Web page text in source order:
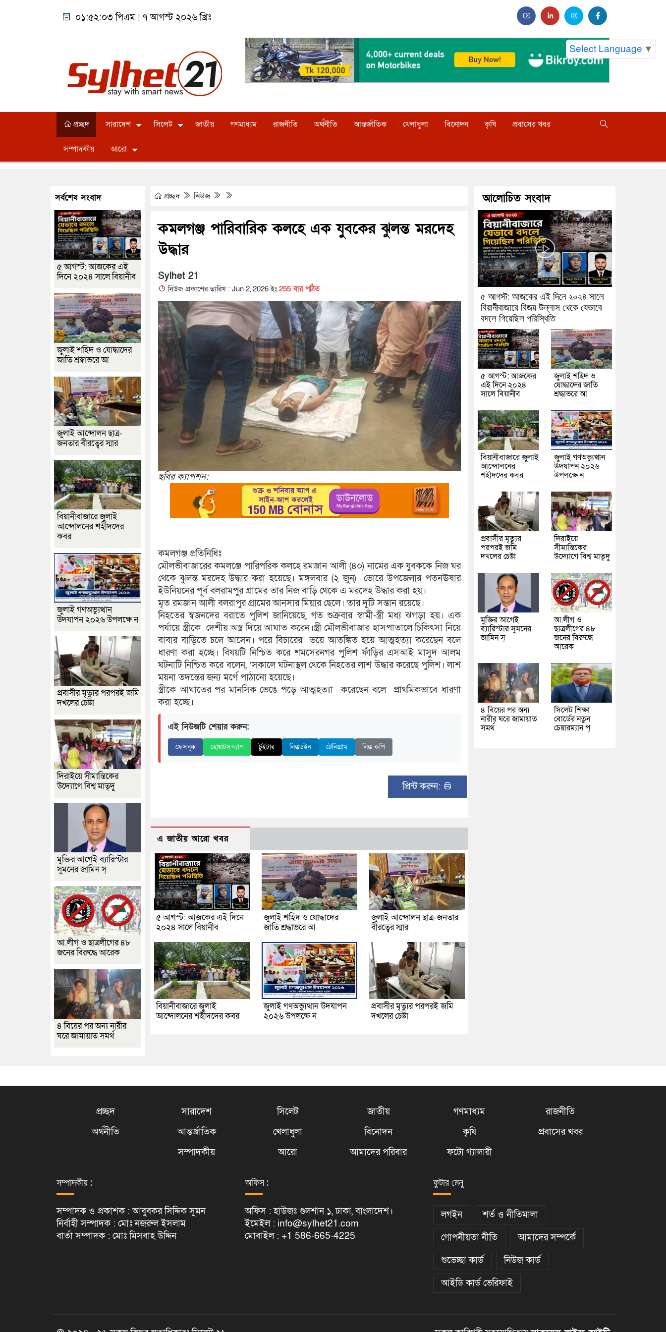
০১:৫২:০৩ পিএম | ৭ আগস্ট ২০২৬ খ্রিঃ
Select Language ▼
প্রচ্ছদ সারাদেশ সিলেট জাতীয় গণমাধ্যম রাজনীতি অর্থনীতি আন্তর্জাতিক খেলাধুলা বিনোদন কৃষি প্রবাসের খবর
সম্পাদকীয় আরো
প্রচ্ছদ নিউজ
কমলগঞ্জ পারিবারিক কলহে এক যুবকের ঝুলন্ত মরদেহ
উদ্ধার
Sylhet 21
নিউজ প্রকাশের তারিখ : Jun 2, 2026 ইং 255 বার পঠিত
ছবির ক্যাপশন:
কমলগঞ্জ প্রতিনিধিঃ
মৌলভীবাজারের কমলঞ্জে পারিপরিক কলহে রমজান আলী (৪০) নামের এক যুবককে নিজ ঘর
থেকে ঝুলন্ত মরদেহ উদ্ধার করা হয়েছে। মঙ্গলবার (২ জুন) ভোরে উপজেলার পতনঊষার
ইউনিয়নের পূর্ব বলরামপুর গ্রামের তার নিজ বাড়ি থেকে এ মরদেহ উদ্ধার করা হয়।
মৃত রমজান আলী বলরাপুর গ্রামের আনসার মিয়ার ছেলে। তার দুটি সন্তান রয়েছে।
নিহতের স্বজনদের বরাতে পুলিশ জানিয়েছে, গত শুক্রবার স্বামী-স্ত্রী মধ্য ঝগড়া হয়। এক
পর্যায়ে স্ত্রীকে দেশীয় অস্ত্র দিয়ে আঘাত করেন।স্ত্রী মৌলভীবাজার হাসপাতালে চিকিৎসা নিয়ে
বাবার বাড়িতে চলে আসেন। পরে বিচারের ভয়ে আতঙ্কিত হয়ে আত্মহত্যা করেছেন বলে
ধারণা করা হচ্ছে। বিষয়টি নিশ্চিত করে শমসেরনগর পুলিশ ফাঁড়ির এসআই মাসুদ আলম
ঘটনাটি নিশ্চিত করে বলেন, ‘সকালে ঘটনাস্থল থেকে নিহতের লাশ উদ্ধার করেছে পুলিশ। লাশ
ময়না তদন্তের জন্য মর্গে পাঠানো হয়েছে।
স্ত্রীকে আঘাতের পর মানসিক ভেঙে পড়ে আত্মহত্যা করেছেন বলে প্রাথমিকভাবে ধারণা
করা হচ্ছে।
এই নিউজটি শেয়ার করুন:
ফেসবুক হোয়াটসঅ্যাপ টুইটার লিঙ্কডইন টেলিগ্রাম লিঙ্ক কপি
প্রিন্ট করুন:
এ জাতীয় আরো খবর
৫ আগস্ট: আজকের এই দিনে
২০২৪ সালে বিয়ানীব
জুলাই শহিদ ও যোদ্ধাদের
জাতি শ্রদ্ধাভরে আ
জুলাই আন্দোলন ছাত্র-জনতার
বীরত্বের স্মার
বিয়ানীবাজারে জুলাই
আন্দোলনের শহীদদের কবর
জুলাই গণঅভ্যুত্থান উদযাপন
২০২৬ উপলক্ষে ন
প্রবাসীর মৃত্যুর পরপরই জমি
দখলের চেষ্টা
সর্বশেষ সংবাদ
৫ আগস্ট: আজকের এই
দিনে ২০২৪ সালে বিয়ানীব
জুলাই শহিদ ও যোদ্ধাদের
জাতি শ্রদ্ধাভরে আ
জুলাই আন্দোলন ছাত্র-
জনতার বীরত্বের স্মার
বিয়ানীবাজারে জুলাই
আন্দোলনের শহীদদের
কবর
জুলাই গণঅভ্যুত্থান
উদযাপন ২০২৬ উপলক্ষে ন
প্রবাসীর মৃত্যুর পরপরই জমি
দখলের চেষ্টা
দিরাইয়ে সীমান্তিকের
উদ্যোগে বিশ্ব মাতৃদু
মুক্তির আগেই ব্যারিস্টার
সুমনের জামিন স্
আ.লীগ ও ছাত্রলীগের ৪৮
জনের বিরুদ্ধে আরেক
৪ বিয়ের পর অন্য নারীর
ঘরে জামায়াত সমর্থ
আলোচিত সংবাদ
৫ আগস্ট: আজকের এই দিনে ২০২৪ সালে
বিয়ানীবাজারে বিজয় উল্লাস থেকে যেভাবে
বদলে গিয়েছিল পরিস্থিতি
৫ আগস্ট: আজকের
এই দিনে ২০২৪
সালে বিয়ানীব
জুলাই শহিদ ও
যোদ্ধাদের জাতি
শ্রদ্ধাভরে আ
বিয়ানীবাজারে জুলাই
আন্দোলনের
শহীদদের কবর
জুলাই গণঅভ্যুত্থান
উদযাপন ২০২৬
উপলক্ষে ন
প্রবাসীর মৃত্যুর
পরপরই জমি
দখলের চেষ্টা
দিরাইয়ে
সীমান্তিকের
উদ্যোগে বিশ্ব মাতৃদু
মুক্তির আগেই
ব্যারিস্টার সুমনের
জামিন স্
আ.লীগ ও
ছাত্রলীগের ৪৮
জনের বিরুদ্ধে
আরেক
৪ বিয়ের পর অন্য
নারীর ঘরে জামায়াত
সমর্থ
সিলেট শিক্ষা
বোর্ডের নতুন
চেয়ারম্যান প্
প্রচ্ছদ সারাদেশ সিলেট জাতীয় গণমাধ্যম
রাজনীতি
অর্থনীতি
আন্তর্জাতিক খেলাধুলা বিনোদন কৃষি
প্রবাসের খবর
সম্পাদকীয়
আরো আমাদের পরিবার ফটো গ্যালারী
সম্পাদকীয় :
সম্পাদক ও প্রকাশক : আবুবকর সিদ্দিক সুমন
নির্বাহী সম্পাদক : মোঃ নজরুল ইসলাম
বার্তা সম্পাদক : মোঃ মিসবাহ উদ্দিন
অফিস :
অফিস : হাউজঃ গুলশান ১, ঢাকা, বাংলাদেশ।
ইমেইল : info@sylhet21.com
মোবাইল : +1 586-665-4225
ফুটার মেনু
লগইন
শর্ত ও নীতিমালা
গোপনীয়তা নীতি
আমাদের সম্পর্কে
শুভেচ্ছা কার্ড
নিউজ কার্ড
আইডি কার্ড ভেরিফাই